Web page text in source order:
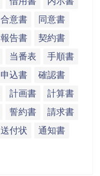
合意書
同意書
報告書
契約書
当番表
手順書
申込書
確認書
計画書
計算書
誓約書
請求書
送付状
通知書